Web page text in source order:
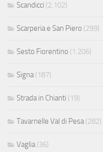
Scandicci (2.102)
Scarperia e San Piero (299)
Sesto Fiorentino (1.206)
Signa(187)
Strada in Chianti (19)
Tavarnelle Val di Pesa(282)
Vaglia(36)